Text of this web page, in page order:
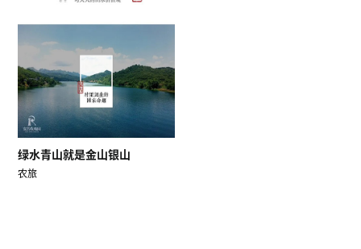
绿水青山就是金山银山
农旅